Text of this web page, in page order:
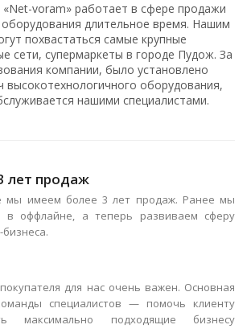
«Net-voram» работает в сфере продажи
длительное время. Нашим
похвастаться самые крупные
сети, супермаркеты в городе Пудож. За
компании, было установлено
высокотехнологичного оборудования,
нашими специалистами.
лет продаж
мы имеем более 3 лет продаж. Ранее мы
в оффлайне, а теперь развиваем сферу
для нас очень важен. Основная
специалистов — помочь клиенту
максимально подходящие бизнесу